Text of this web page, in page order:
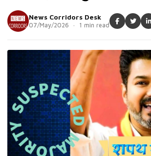
News Corridors Desk
07/May/2026 · 1 min read